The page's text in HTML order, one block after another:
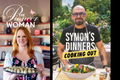
سايمونز دينرز كوكينغ آوت ذا بايونير وومان